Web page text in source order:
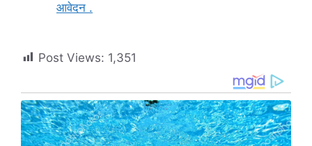
आवेदन .
Post Views: 1,351